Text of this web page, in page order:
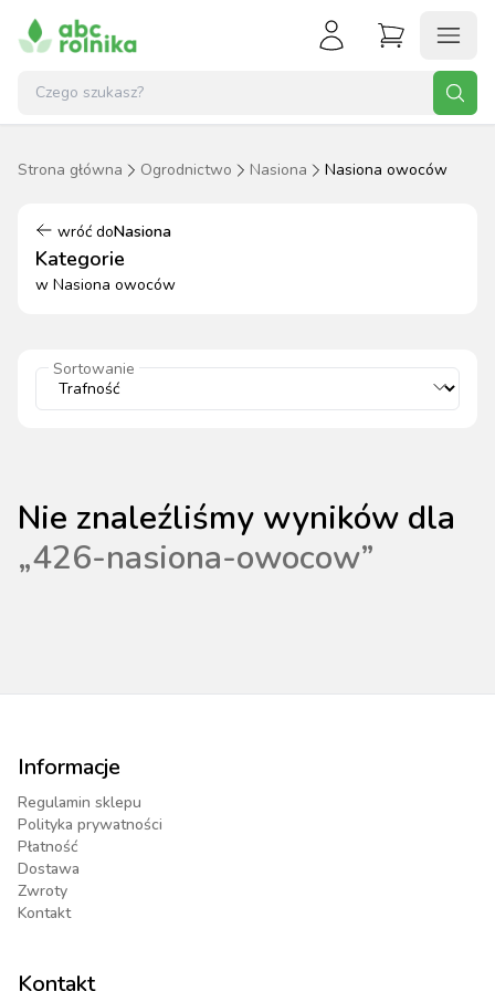
Strona główna Ogrodnictwo Nasiona Nasiona owoców
wróć doNasiona
Kategorie
w Nasiona owoców
Sortowanie
Nie znaleźliśmy wyników dla
„426-nasiona-owocow”
Informacje
Regulamin sklepu
Polityka prywatności
Płatność
Dostawa
Zwroty
Kontakt
Kontakt